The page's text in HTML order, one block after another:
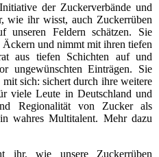
der Zuckerverbände und
wie ihr wisst, auch Zuckerrüben
unseren Feldern schätzen. Sie
und nimmt mit ihren tiefen
aus tiefen Schichten auf und
ungewünschten Einträgen. Sie
sich: sichert durch ihre weitere
viele Leute in Deutschland und
Regionalität von Zucker als
wahres Multitalent. Mehr dazu
ihr, wie unsere Zuckerrüben